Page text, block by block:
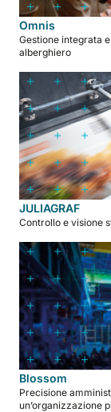
Omnis
Gestione integrata
alberghiero
JULIAGRAF
Controllo e visione
Blossom
Precisione
un’organizzazione